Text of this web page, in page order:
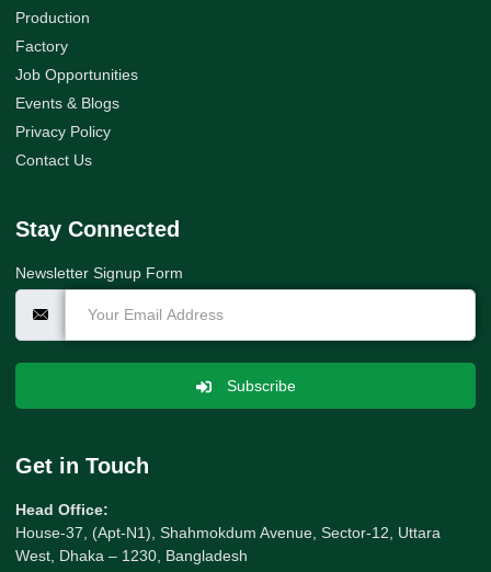
Production
Factory
Job Opportunities
Events & Blogs
Privacy Policy
Contact Us
Stay Connected
Newsletter Signup Form
Subscribe
Get in Touch
Head Office:
House-37, (Apt-N1), Shahmokdum Avenue, Sector-12, Uttara
West, Dhaka – 1230, Bangladesh